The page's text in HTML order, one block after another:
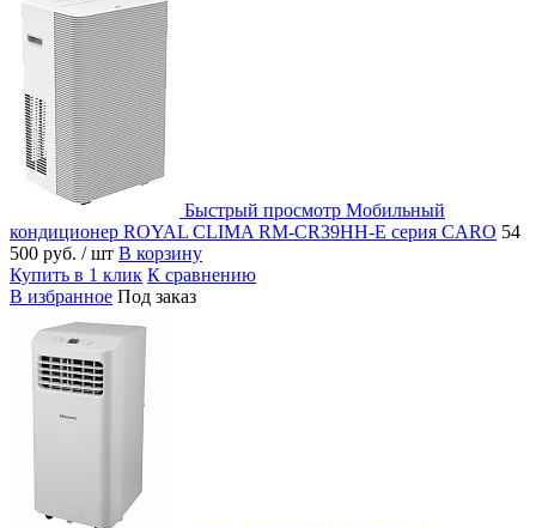
Быстрый просмотр Мобильный
кондиционер ROYAL CLIMA RM-CR39HH-E серия CARO 54
500 руб. / шт В корзину
Купить в 1 клик К сравнению
В избранное Под заказ